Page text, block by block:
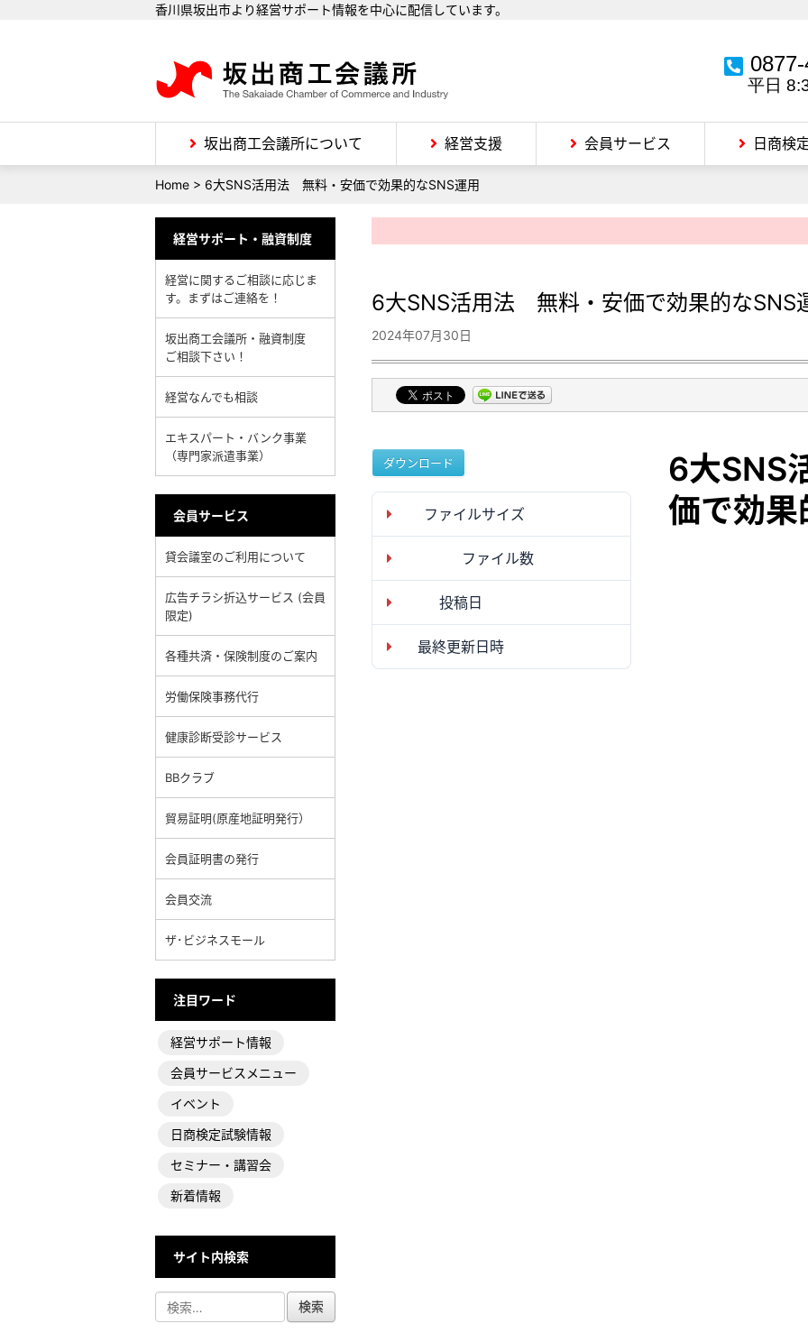
香川県坂出市より経営サポート情報を中心に配信しています。
平日
坂出商工会議所について 経営支援 会員サービス 日商検
Home > 6大SNS活用法 無料・安価で効果的なSNS運用
6大SNS活用法 無料・安価で効果的なSNS
2024年07月30日
ダウンロード
ファイルサイズ
ファイル数
投稿日
最終更新日時
6大SNS
価で効果
経営サポート・融資制度
経営に関するご相談に応じま
す。まずはご連絡を！
坂出商工会議所・融資制度
ご相談下さい！
経営なんでも相談
エキスパート・バンク事業
（専門家派遣事業）
会員サービス
貸会議室のご利用について
広告チラシ折込サービス (会員
限定)
各種共済・保険制度のご案内
労働保険事務代行
健康診断受診サービス
BBクラブ
貿易証明(原産地証明発行）
会員証明書の発行
会員交流
ザ･ビジネスモール
注目ワード
経営サポート情報
会員サービスメニュー
イベント
日商検定試験情報
セミナー・講習会
新着情報
サイト内検索